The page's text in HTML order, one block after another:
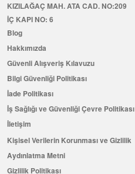
KIZILAĞAÇ MAH. ATA CAD. NO:209
İÇ KAPI NO: 6
Blog
Hakkımızda
Güvenli Alışveriş Kılavuzu
Bilgi Güvenliği Politikası
İade Politikası
İş Sağlığı ve Güvenliği Çevre Politikası
İletişim
Kişisel Verilerin Korunması ve Gizlilik
Aydınlatma Metni
Gizlilik Politikası